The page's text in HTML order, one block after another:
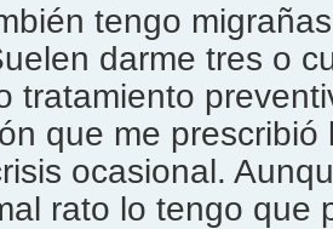
tengo
darme tres o
tratamiento
que me
ocasional.
rato lo tengo que